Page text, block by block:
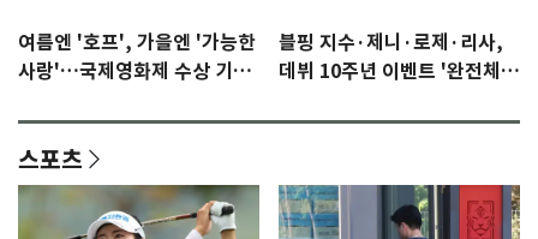
여름엔 '호프', 가을엔 '가능한
사랑'…국제영화제 수상 기대
블핑 지수·제니·로제·리사,
데뷔 10주년 이벤트 '완전체'
스포츠